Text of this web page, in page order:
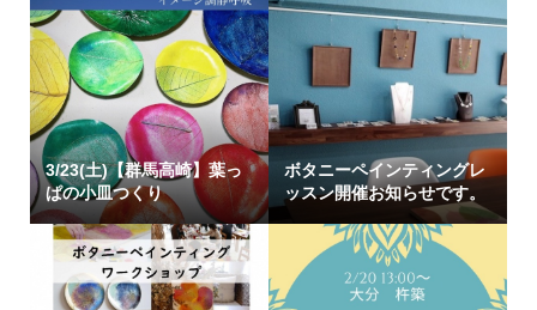
3/23(土)【群馬高崎】葉っ
ぱの小皿つくり
ボタニーペインティングレ
ッスン開催お知らせです。